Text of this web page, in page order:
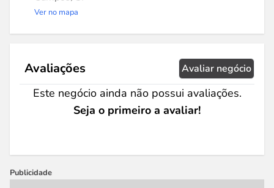
Ver no mapa
Avaliações Avaliar negócio
Este negócio ainda não possui avaliações.
Seja o primeiro a avaliar!
Publicidade